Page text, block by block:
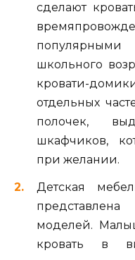
сделают
школьного
кровати-
отдельных
полочек,
шкафчиков,
при желании.
Детская
моделей.
кровать в